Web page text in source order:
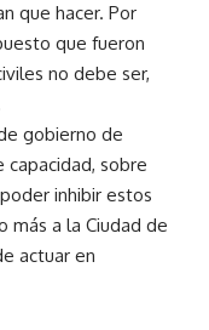
que hacer. Por
que fueron
no debe ser,
gobierno de
capacidad, sobre
inhibir estos
más a la Ciudad de
actuar en